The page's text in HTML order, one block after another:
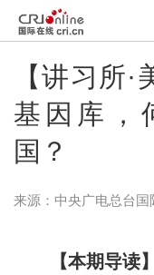
【讲习所
基因库，
国？
来源： 中央广电总台国
【本期导读】